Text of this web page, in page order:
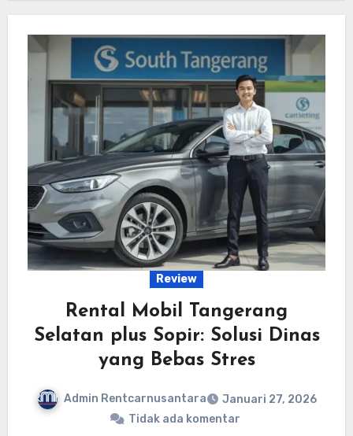
Review
Rental Mobil Tangerang
Selatan plus Sopir: Solusi Dinas
yang Bebas Stres
Admin Rentcarnusantara
Januari 27, 2026
Tidak ada komentar